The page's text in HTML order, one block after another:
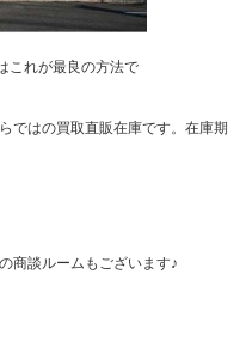
これが最良の方法で
ではの買取直販在庫です。在庫期
商談ルームもございます♪